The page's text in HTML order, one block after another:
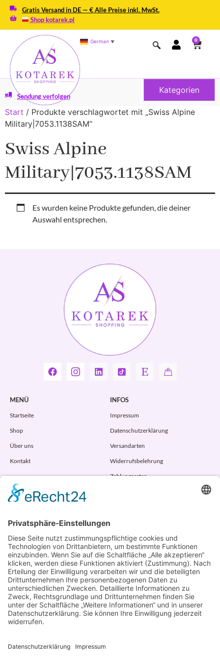
Gratis Versand in DE — € Alle Preise inkl. MwSt.
Shop kotarek.pl
German ▼ 0
Kategorien
Sendung verfolgen
Start / Produkte verschlagwortet mit „Swiss Alpine
Military|7053.1138SAM“
Swiss Alpine
Military|7053.1138SAM
Es wurden keine Produkte gefunden, die deiner
Auswahl entsprechen.
MENÜ
Startseite
Shop
Über uns
Kontakt
INFOS
Impressum
Datenschutzerklärung
Versandarten
Widerrufsbelehrung
Zahlungsarten
ADRESSE
Randstr. 28
47804 Krefeld
+49 176 58266120
+49 176 58266120
+48 609 953 066
info@kotarek.com
Verpackungsregister LUCID: DE2926643562464